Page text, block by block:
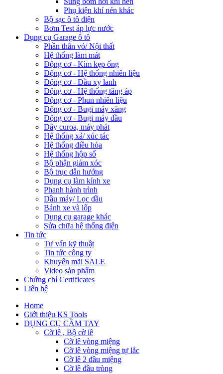
Phụ kiện khí nén khác
Bộ sạc ô tô điện
Bơm Test áp lực nước
Dụng cụ Garage ô tô
Phần thân vỏ/ Nội thất
Hệ thống làm mát
Động cơ - Kìm kẹp ống
Động cơ - Hệ thống nhiên liệu
Động cơ - Đầu xy lanh
Động cơ - Hệ thống tăng áp
Động cơ - Phun nhiên liệu
Động cơ - Bugi máy xăng
Động cơ - Bugi máy dầu
Dây curoa, máy phát
Hệ thống xả/ xúc tác
Hệ thống điều hòa
Hệ thống hộp số
Bộ phận giảm xóc
Bộ trục dẫn hướng
Dụng cụ làm kính xe
Phanh hành trình
Dầu máy/ Lọc dầu
Bánh xe và lốp
Dụng cụ garage khác
Sửa chữa hệ thống điện
Tin tức
Tư vấn kỹ thuật
Tin tức công ty
Khuyến mãi SALE
Video sản phẩm
Chứng chỉ Certificates
Liên hệ
Home
Giới thiệu KS Tools
DỤNG CỤ CẦM TAY
Cờ lê , Bộ cờ lê
Cờ lê vòng miệng
Cờ lê vòng miệng tự lắc
Cờ lê 2 đầu miệng
Cờ lê đầu tròng